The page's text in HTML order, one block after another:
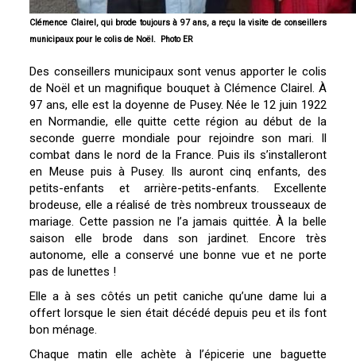
Clémence Clairel, qui brode toujours à 97 ans, a reçu la visite de conseillers
municipaux pour le colis de Noël. Photo ER
Des conseillers municipaux sont venus apporter le colis
de Noël et un magnifique bouquet à Clémence Clairel. À
97 ans, elle est la doyenne de Pusey. Née le 12 juin 1922
en Normandie, elle quitte cette région au début de la
seconde guerre mondiale pour rejoindre son mari. Il
combat dans le nord de la France. Puis ils s’installeront
en Meuse puis à Pusey. Ils auront cinq enfants, des
petits-enfants et arrière-petits-enfants. Excellente
brodeuse, elle a réalisé de très nombreux trousseaux de
mariage. Cette passion ne l’a jamais quittée. À la belle
saison elle brode dans son jardinet. Encore très
autonome, elle a conservé une bonne vue et ne porte
pas de lunettes !
Elle a à ses côtés un petit caniche qu’une dame lui a
offert lorsque le sien était décédé depuis peu et ils font
bon ménage.
Chaque matin elle achète à l’épicerie une baguette